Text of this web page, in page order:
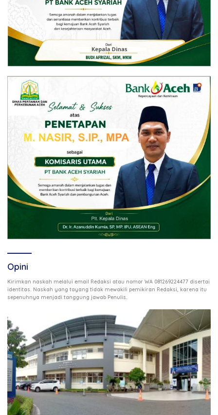
Opini
Kirimkan naskah melalui email Redaksi atau nomor WA 081269224477 disertai
identitas. Naskah yang tayang tidak mewakili pemikiran Redaksi, karena itu
sepenuhnya menjadi tanggung jawab Penulis